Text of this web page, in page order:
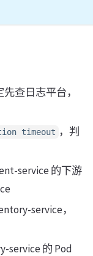
查日志平台，
timeout ，判
service 的下游
service，
service 的 Pod